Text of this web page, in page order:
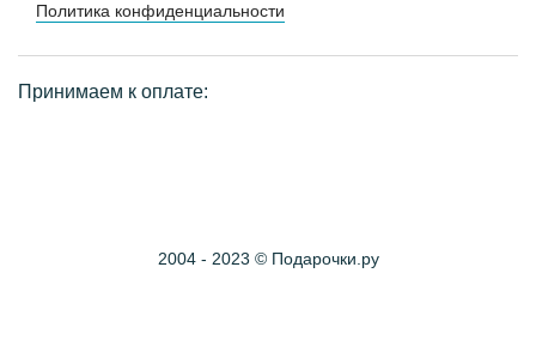
Политика конфиденциальности
Принимаем к оплате:
2004 - 2023 © Подарочки.ру